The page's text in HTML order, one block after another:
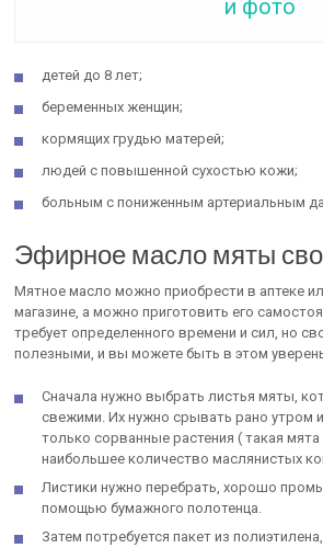
и фото
детей до 8 лет;
беременных женщин;
кормящих грудью матерей;
людей с повышенной сухостью кожи;
больным с пониженным артериальным
Эфирное масло мяты
Мятное масло можно приобрести в аптеке
магазине, а можно приготовить его
требует определенного времени и сил, но
полезными, и вы можете быть в этом
Сначала нужно выбрать листья мяты,
свежими. Их нужно срывать рано утром
только сорванные растения ( такая
наибольшее количество маслянистых
Листики нужно перебрать, хорошо
помощью бумажного полотенца.
Затем потребуется пакет из